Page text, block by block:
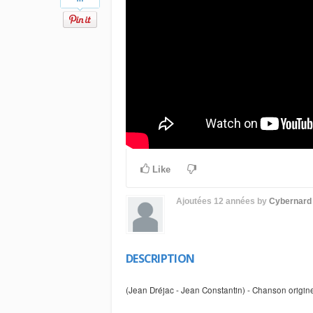
Like
Ajoutées 12 années by Cybernard
DESCRIPTION
(Jean Dréjac - Jean Constantin) - Chanson